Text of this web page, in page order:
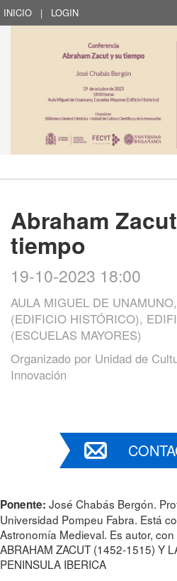
INICIO | LOGIN
Abraham
tiempo
19-10-2023 18:00
AULA MIGUEL DE
(EDIFICIO HISTÓRICO),
(ESCUELAS MAYORES)
Organizado por Unidad de
Innovación
Ponente: José Chabás Bergón.
Universidad Pompeu Fabra. Está
Astronomía Medieval. Es autor,
ABRAHAM ZACUT (1452-1515) Y
PENINSULA IBERICA